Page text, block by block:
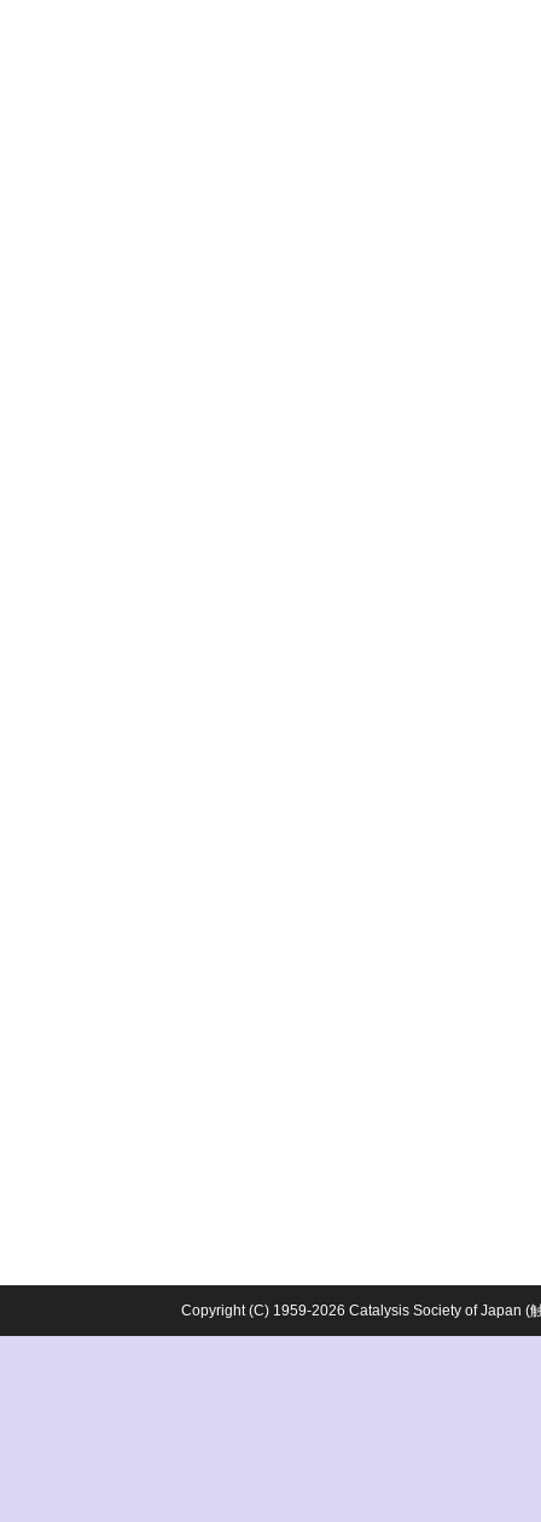
Copyright (C) 1959-2026 Catalysis Society of Japan (